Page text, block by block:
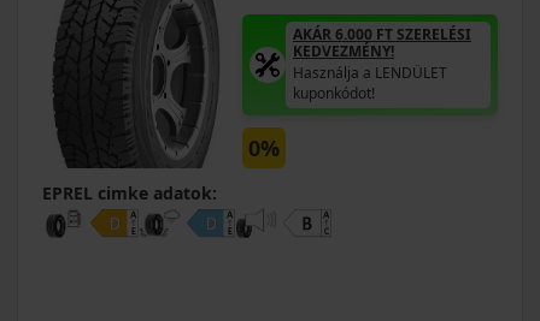
AKÁR 6.000 FT SZERELÉSI
KEDVEZMÉNY!
Használja a LENDÜLET
kuponkódot!
0%
EPREL cimke adatok: